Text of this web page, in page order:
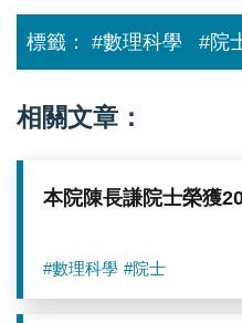
標籤： #數理科學 #院
相關文章：
本院陳長謙院士榮獲
#數理科學 #院士